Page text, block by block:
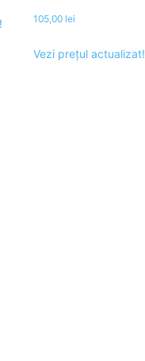
105,00 lei
Vezi prețul actualizat!